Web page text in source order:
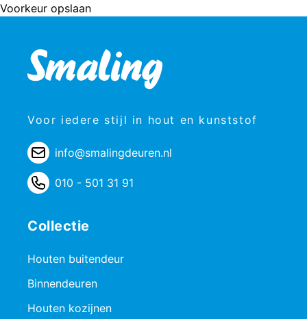
Voorkeur opslaan
Voor iedere stijl in hout en kunststof
info@smalingdeuren.nl
010 - 501 31 91
Collectie
Houten buitendeur
Binnendeuren
Houten kozijnen